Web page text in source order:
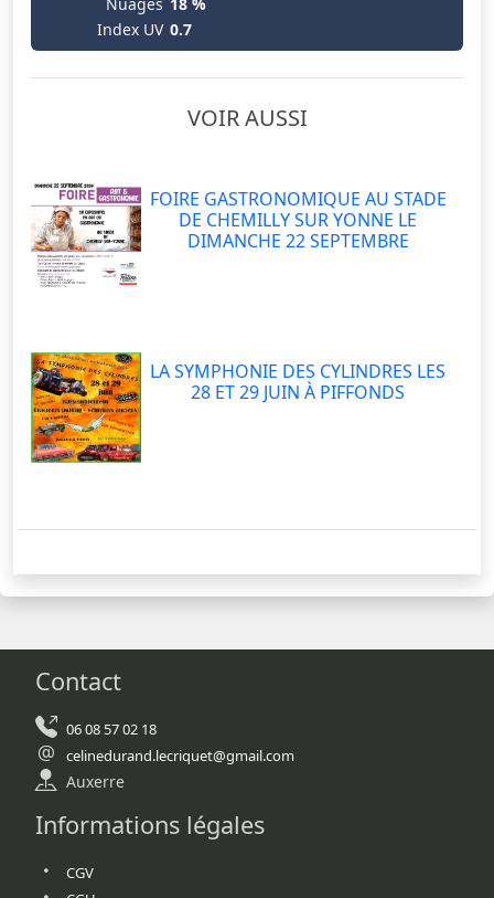
Index UV 0.7
VOIR AUSSI
FOIRE GASTRONOMIQUE AU STADE
DE CHEMILLY SUR YONNE LE
DIMANCHE 22 SEPTEMBRE
LA SYMPHONIE DES CYLINDRES LES
28 ET 29 JUIN À PIFFONDS
Contact
06 08 57 02 18
celinedurand.lecriquet@gmail.com
Auxerre
Informations légales
CGV